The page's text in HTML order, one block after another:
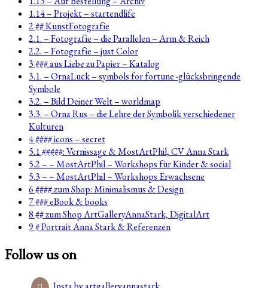
1.14 – Projekt – startendlife
2 ## KunstFotografie
2.1. – Fotografie – die Parallelen – Arm & Reich
2.2. – Fotografie – just Color
3 ### aus Liebe zu Papier – Katalog
3.1. – OrnaLuck – symbols for fortune -glücksbringende
Symbole
3.2. – Bild Deiner Welt – worldmap
3.3. – Orna Rus – die Lehre der Symbolik verschiedener
Kulturen
4 #### icons – secret
5.1 #####: Vernissage & MostArtPhil, CV Anna Stark
5.2 – – MostArtPhil – Workshops für Kinder & social
5.3 – – MostArtPhil – Workshops Erwachsene
6 #### zum Shop: Minimalismus & Design
7 ### eBook & books
8 ## zum Shop ArtGalleryAnnaStark, DigitalArt
9 # Portrait Anna Stark & Referenzen
Follow us on